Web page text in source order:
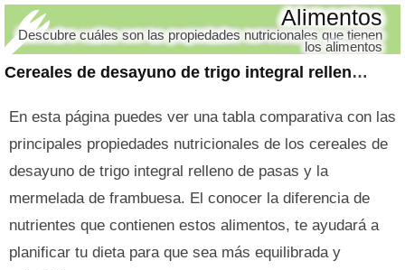
Cereales de desayuno de trigo integral relleno de pasas y mermelada de frambuesa
Alimentos
Descubre cuáles son las propiedades nutricionales que tienen
los alimentos
En esta página puedes ver una tabla comparativa con las
principales propiedades nutricionales de los cereales de
desayuno de trigo integral relleno de pasas y la
mermelada de frambuesa. El conocer la diferencia de
nutrientes que contienen estos alimentos, te ayudará a
planificar tu dieta para que sea más equilibrada y